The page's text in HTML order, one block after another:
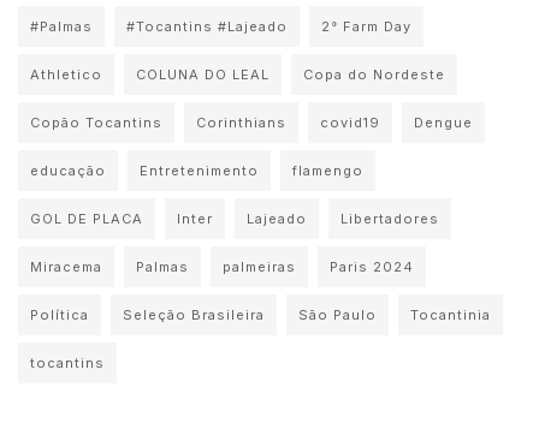
#Palmas #Tocantins #Lajeado 2° Farm Day
Athletico COLUNA DO LEAL Copa do Nordeste
Copão Tocantins Corinthians covid19 Dengue
educação Entretenimento flamengo
GOL DE PLACA Inter Lajeado Libertadores
Miracema Palmas palmeiras Paris 2024
Política Seleção Brasileira São Paulo Tocantinia
tocantins